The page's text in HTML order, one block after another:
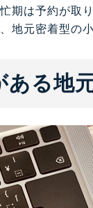
期は予約が取
地元密着型の
ある地